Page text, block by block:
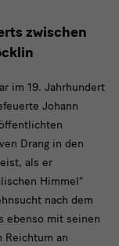
zwischen
im 19. Jahrhundert
Johann
Drang in den
als er
Himmel“
nach dem
ebenso mit seinen
an